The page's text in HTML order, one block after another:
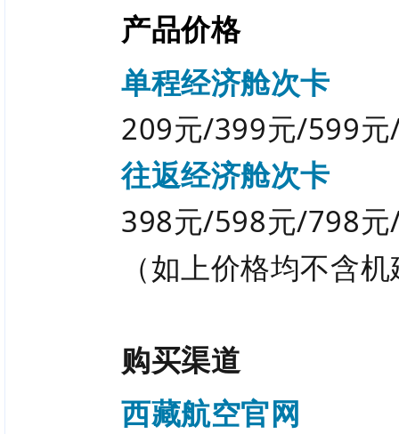
产品价格
单程经济舱次卡
209元/399元/599
往返经济舱次卡
398元/598元/798
（如上价格均不含
购买渠道
西藏航空官网